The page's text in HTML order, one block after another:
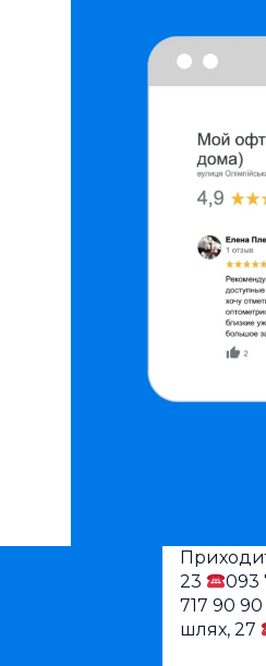
23
093
717 90 90
шлях, 27